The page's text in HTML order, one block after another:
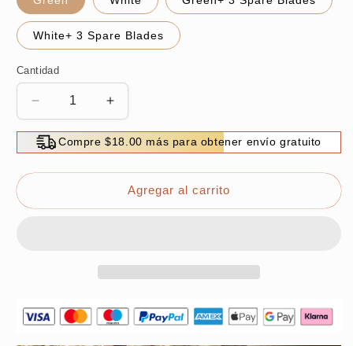
White+ 3 Spare Blades
Cantidad
Reducir
cantidad
para
🎄
Christmas
Sale-
Shaver
-
Aumentar
cantidad
para
🎄
Christmas
Hot
Sale-
Shaver
-
Compre $18.00 más para obtener envío gratuito
Agregar al carrito